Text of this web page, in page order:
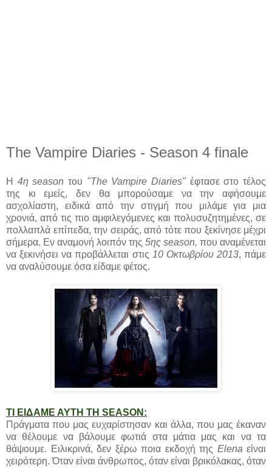
The Vampire Diaries - Season 4 finale
Η 4η season του "The Vampire Diaries" έφτασε στο τέλος
της κι εμείς, δεν θα μπορούσαμε να την αφήσουμε
ασχολίαστη, ειδικά από την στιγμή που μιλάμε για μια
χρονιά, από τις πιο αμφιλεγόμενες και πολυσυζητημένες, σε
πολλαπλά επίπεδα, την σειράς, από τότε που ξεκίνησε μέχρι
σήμερα. Εν αναμονή λοιπόν της 5ης season, που αναμένεται
να ξεκινήσει να προβάλλεται στις 10 Οκτωβρίου 2013, πάμε
να αναλύσουμε όσα είδαμε φέτος.
ΤΙ ΕΙΔΑΜΕ ΑΥΤΗ ΤΗ SEASON:
Πράγματα που μας ευχαρίστησαν και άλλα, που μας έκαναν
να θέλουμε να βάλουμε φωτιά στα μάτια μας και να τα
θάψουμε. Ειλικρινά, δεν ξέρω ποια εκδοχή της Elena είναι
χειρότερη. Όταν είναι άνθρωπος, όταν είναι βρικόλακας, όταν